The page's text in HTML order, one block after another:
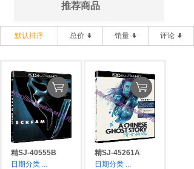
推荐商品
默认排序 总价 销量 评论
精SJ-40555B
日期分类 ...
精SJ-45261A
日期分类 ...